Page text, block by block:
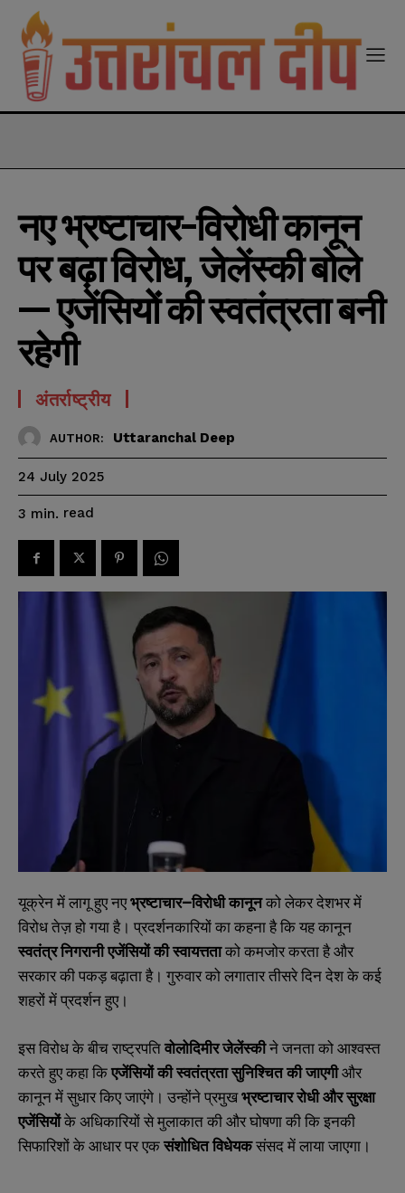
नए भ्रष्टाचार-विरोधी कानून
पर बढ़ा विरोध, जेलेंस्की बोले
— एजेंसियों की स्वतंत्रता बनी
रहेगी
अंतर्राष्ट्रीय
AUTHOR: Uttaranchal Deep
24 July 2025
3 min. read
यूक्रेन में लागू हुए नएभ्रष्टाचार–विरोधीकानूनको लेकर देशभर में
विरोध तेज़ हो गया है। प्रदर्शनकारियों का कहना है कि यह कानून
स्वतंत्रनिगरानीएजेंसियोंकीस्वायत्तताको कमजोर करता है और
सरकार की पकड़ बढ़ाता है। गुरुवार को लगातार तीसरे दिन देश के कई
शहरों में प्रदर्शन हुए।
इस विरोध के बीच राष्ट्रपतिवोलोदिमीरजेलेंस्कीने जनता को आश्वस्त
करते हुए कहा किएजेंसियोंकीस्वतंत्रतासुनिश्चितकीजाएगीऔर
कानून में सुधार किए जाएंगे। उन्होंने प्रमुखभ्रष्टाचाररोधीऔरसुरक्षा
एजेंसियोंके अधिकारियों से मुलाकात की और घोषणा की कि इनकी
सिफारिशों के आधार पर एकसंशोधितविधेयकसंसद में लाया जाएगा।